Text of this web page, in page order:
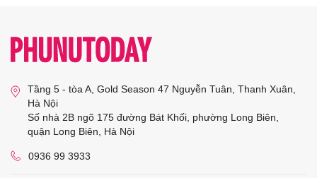
Tầng 5 - tòa A, Gold Season 47 Nguyễn Tuân, Thanh Xuân,
Hà Nội
Số nhà 2B ngõ 175 đường Bát Khối, phường Long Biên,
quận Long Biên, Hà Nội
0936 99 3933